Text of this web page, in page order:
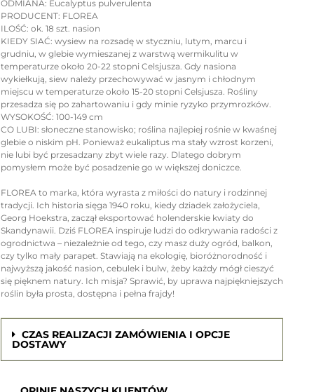
ODMIANA: Eucalyptus pulverulenta
PRODUCENT: FLOREA
ILOŚĆ: ok. 18 szt. nasion
KIEDY SIAĆ: wysiew na rozsadę w styczniu, lutym, marcu i
grudniu, w glebie wymieszanej z warstwą wermikulitu w
temperaturze około 20-22 stopni Celsjusza. Gdy nasiona
wykiełkują, siew należy przechowywać w jasnym i chłodnym
miejscu w temperaturze około 15-20 stopni Celsjusza. Rośliny
przesadza się po zahartowaniu i gdy minie ryzyko przymrozków.
WYSOKOŚĆ: 100-149 cm
CO LUBI: słoneczne stanowisko; roślina najlepiej rośnie w kwaśnej
glebie o niskim pH. Ponieważ eukaliptus ma stały wzrost korzeni,
nie lubi być przesadzany zbyt wiele razy. Dlatego dobrym
pomysłem może być posadzenie go w większej doniczce.
FLOREA to marka, która wyrasta z miłości do natury i rodzinnej
tradycji. Ich historia sięga 1940 roku, kiedy dziadek założyciela,
Georg Hoekstra, zaczął eksportować holenderskie kwiaty do
Skandynawii. Dziś FLOREA inspiruje ludzi do odkrywania radości z
ogrodnictwa – niezależnie od tego, czy masz duży ogród, balkon,
czy tylko mały parapet. Stawiają na ekologię, bioróżnorodność i
najwyższą jakość nasion, cebulek i bulw, żeby każdy mógł cieszyć
się pięknem natury. Ich misja? Sprawić, by uprawa najpiękniejszych
roślin była prosta, dostępna i pełna frajdy!
CZAS REALIZACJI ZAMÓWIENIA I OPCJE
DOSTAWY